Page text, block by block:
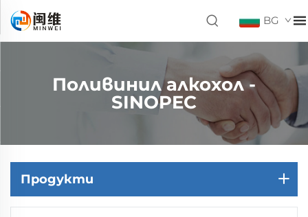
BG
Поливинил алкохол -
SINOPEC
Продукти